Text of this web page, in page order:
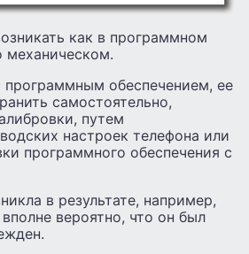
как в программном
механическом.
программным обеспечением, ее
самостоятельно,
путем
настроек телефона или
программного обеспечения с
в результате, например,
вероятно, что он был